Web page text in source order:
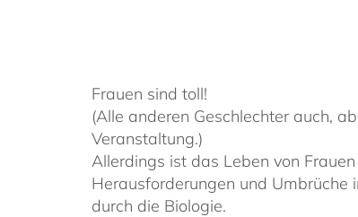
Frauen sind toll!
(Alle anderen Geschlechter auch,
Veranstaltung.)
Allerdings ist das Leben von
Herausforderungen und Umbrüche
durch die Biologie.